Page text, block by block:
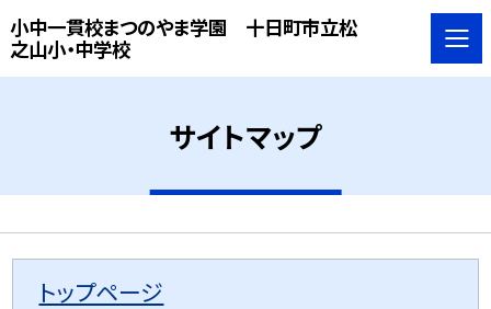
小中一貫校まつのやま学園 十日町市立松
之山小・中学校
サイトマップ
トップページ